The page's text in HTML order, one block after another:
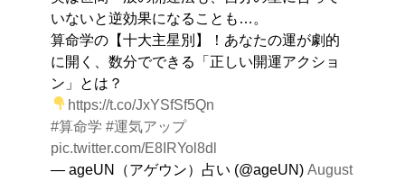
いないと逆効果になることも…。
算命学の【十大主星別】！あなたの運が劇的
に開く、数分でできる「正しい開運アクショ
ン」とは？
https://t.co/JxYSfSf5Qn
#算命学 #運気アップ
pic.twitter.com/E8IRYol8dl
— ageUN（アゲウン）占い (@ageUN) August